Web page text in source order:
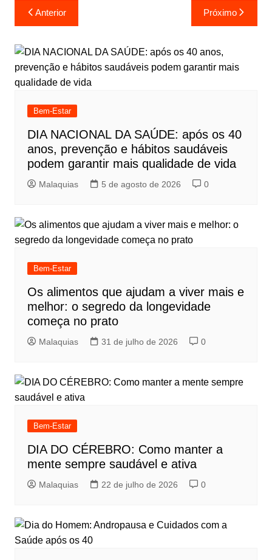
Anterior Próximo
Bem-Estar
DIA NACIONAL DA SAÚDE: após os 40
anos, prevenção e hábitos saudáveis
podem garantir mais qualidade de vida
Malaquias 5 de agosto de 2026 0
Bem-Estar
Os alimentos que ajudam a viver mais e
melhor: o segredo da longevidade
começa no prato
Malaquias 31 de julho de 2026 0
Bem-Estar
DIA DO CÉREBRO: Como manter a
mente sempre saudável e ativa
Malaquias 22 de julho de 2026 0